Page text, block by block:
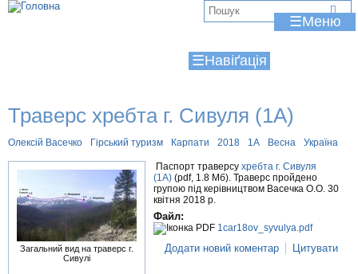
Jump to navigation
☰
☰
Траверс хребта г. Сивуля (1А)
Олексій Васечко Гірський туризм Карпати 2018 1А Весна Україна
Загальний вид на траверс г.
Сивулі
Паспорт траверсу хребта г. Сивуля
(1А) (pdf, 1.8 Мб). Траверс пройдено
групою під керівництвом Васечка О.О. 30
квітня 2018 р.
Файл:
1car18ov_syvulya.pdf
Додати новий коментар Цитувати